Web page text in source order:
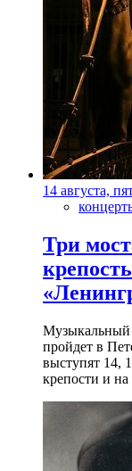
14 августа,
Три
Музыкальный
пройдет в
выступят 14,
крепости и